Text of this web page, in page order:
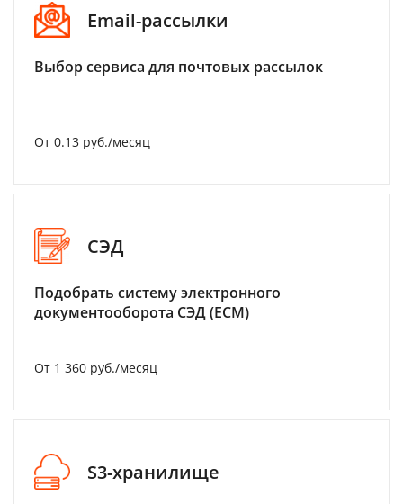
Email-рассылки
Выбор сервиса для почтовых рассылок
От 0.13 руб./месяц
СЭД
Подобрать систему электронного
документооборота СЭД (ECM)
От 1 360 руб./месяц
S3-хранилище